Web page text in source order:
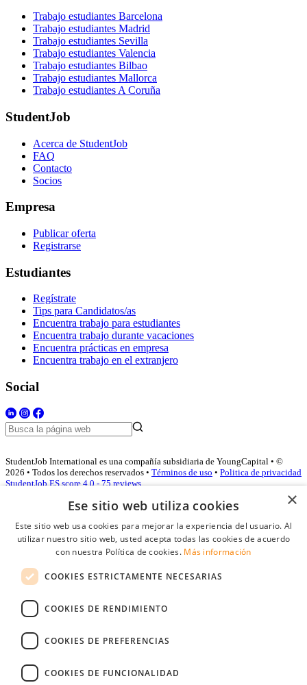
Trabajo estudiantes Barcelona
Trabajo estudiantes Madrid
Trabajo estudiantes Sevilla
Trabajo estudiantes Valencia
Trabajo estudiantes Bilbao
Trabajo estudiantes Mallorca
Trabajo estudiantes A Coruña
StudentJob
Acerca de StudentJob
FAQ
Contacto
Socios
Empresa
Publicar oferta
Registrarse
Estudiantes
Regístrate
Tips para Candidatos/as
Encuentra trabajo para estudiantes
Encuentra trabajo durante vacaciones
Encuentra prácticas en empresa
Encuentra trabajo en el extranjero
Social
StudentJob International es una compañía subsidiaria de YoungCapital • ©
2026 • Todos los derechos reservados • Términos de uso • Politica de privacidad
StudentJob ES score 4.0 - 75 reviews
Acceso empresas
Contraseña
Recordarme
Conectarse
Registro gratuito empresas
×
Ese sitio web utiliza cookies
Este sitio web usa cookies para mejorar la experiencia del usuario. Al
utilizar nuestro sitio web, usted acepta todas las cookies de acuerdo
con nuestra Política de cookies. Más información
COOKIES ESTRICTAMENTE NECESARIAS
COOKIES DE RENDIMIENTO
COOKIES DE PREFERENCIAS
COOKIES DE FUNCIONALIDAD